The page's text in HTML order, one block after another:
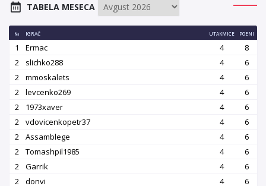
TABELA MESECA
№ IGRAČ UTAKMICE POENI
1 Ermac 4
8
2
slichko288 4
6
2
mmoskalets 4
6
2
levcenko269 4
6
2
1973xaver 4
6
2
vdovicenkopetr37 4
6
2
Assamblege 4
6
2
Tomashpil1985 4
6
2
Garrik 4
6
2
donvi 4
6